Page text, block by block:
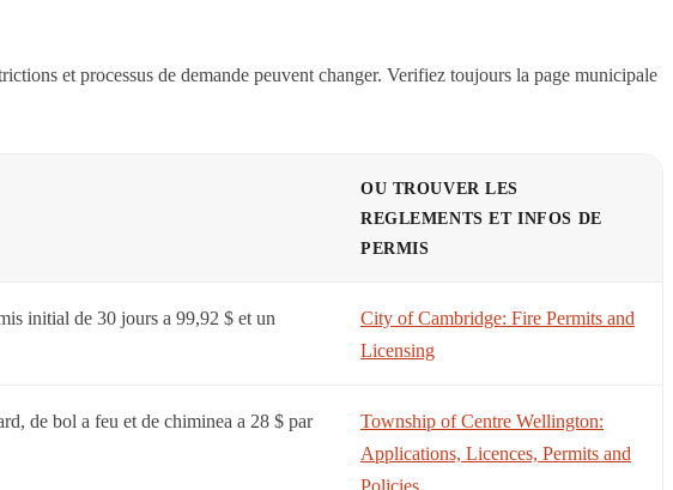
et processus de demande peuvent changer. Verifiez toujours la page municipale
OU TROUVER LES
REGLEMENTS ET INFOS DE
PERMIS
initial de 30 jours a 99,92 $ et un
City of Cambridge: Fire Permits and
Licensing
de bol a feu et de chiminea a 28 $ par
Township of Centre Wellington:
Applications, Licences, Permits and
Policies